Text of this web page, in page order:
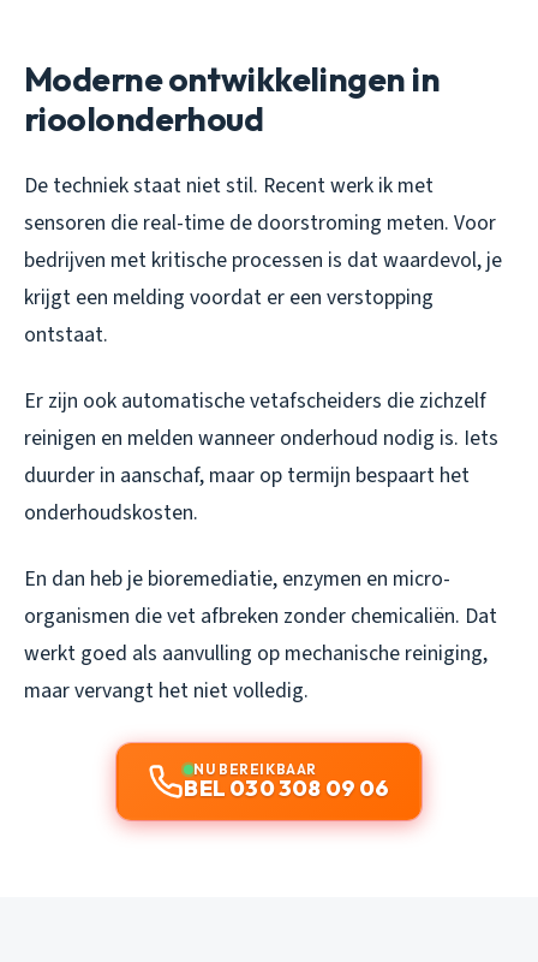
Moderne ontwikkelingen in
rioolonderhoud
De techniek staat niet stil. Recent werk ik met
sensoren die real-time de doorstroming meten. Voor
bedrijven met kritische processen is dat waardevol, je
krijgt een melding voordat er een verstopping
ontstaat.
Er zijn ook automatische vetafscheiders die zichzelf
reinigen en melden wanneer onderhoud nodig is. Iets
duurder in aanschaf, maar op termijn bespaart het
onderhoudskosten.
En dan heb je bioremediatie, enzymen en micro-
organismen die vet afbreken zonder chemicaliën. Dat
werkt goed als aanvulling op mechanische reiniging,
maar vervangt het niet volledig.
NU BEREIKBAAR
BEL 030 308 09 06